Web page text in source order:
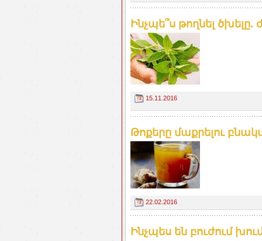
Ինչպե՞ս թողնել
15.11.2016
Թոքերը մաքրելու
22.02.2016
Ինչպես են բուժում